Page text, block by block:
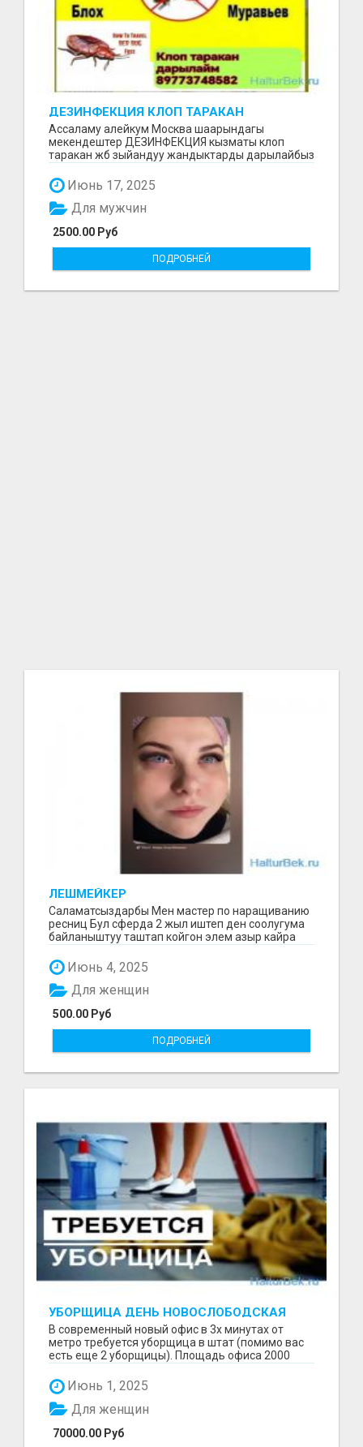
ДЕЗИНФЕКЦИЯ КЛОП ТАРАКАН
ДАРЫЛАЙБЫЗ
Ассаламу алейкум Москва шаарындагы
мекендештер ДЕЗИНФЕКЦИЯ кызматы клоп
таракан жб зыйандуу жандыктарды дарылайбыз
Июнь 17, 2025
2500.00 Руб
Для мужчин
ПОДРОБНЕЙ
ЛЕШМЕЙКЕР
Саламатсыздарбы Мен мастер по наращиванию
ресниц Бул сферда 2 жыл иштеп ден соолугума
байланыштуу таштап койгон элем азыр кайра
Июнь 4, 2025
500.00 Руб
Для женщин
ПОДРОБНЕЙ
УБОРЩИЦА ДЕНЬ НОВОСЛОБОДСКАЯ
В современный новый офис в 3х минутах от
метро требуется уборщица в штат (помимо вас
есть еще 2 уборщицы). Площадь офиса 2000
Июнь 1, 2025
70000.00 Руб
Для женщин